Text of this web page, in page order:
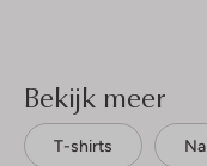
Bekijk meer
T-shirts